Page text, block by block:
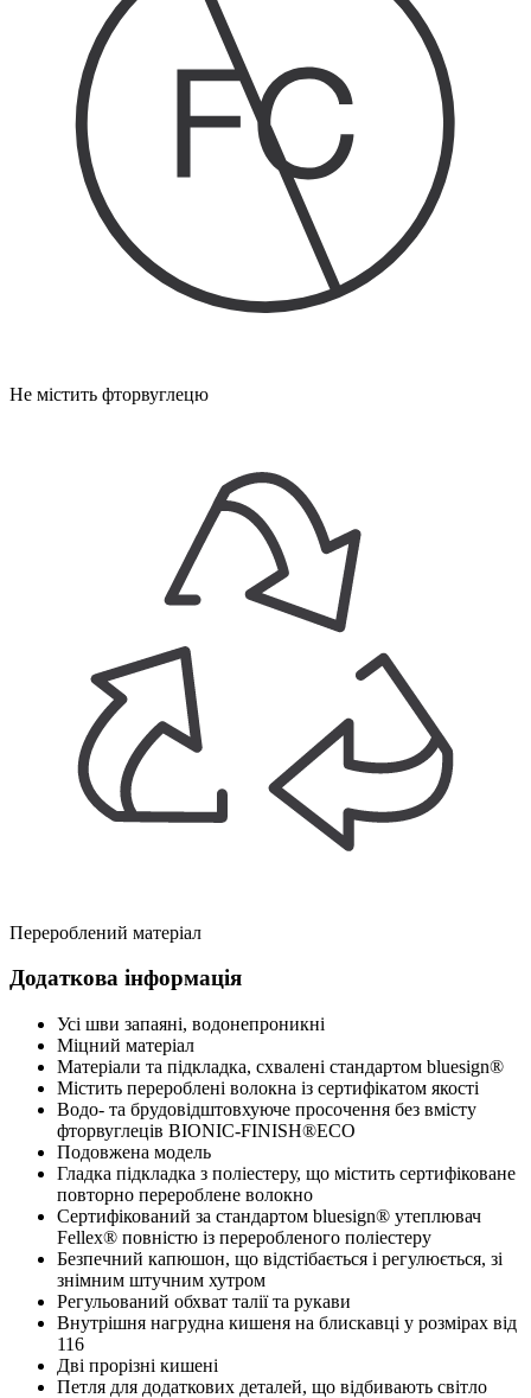
Не містить фторвуглецю
Перероблений матеріал
Додаткова інформація
Усі шви запаяні, водонепроникні
Міцний матеріал
Матеріали та підкладка, схвалені стандартом bluesign®
Містить перероблені волокна із сертифікатом якості
Водо- та брудовідштовхуюче просочення без вмісту
фторвуглеців BIONIC-FINISH®ECO
Подовжена модель
Гладка підкладка з поліестеру, що містить сертифіковане
повторно перероблене волокно
Сертифікований за стандартом bluesign® утеплювач
Fellex® повністю із переробленого поліестеру
Безпечний капюшон, що відстібається і регулюється, зі
знімним штучним хутром
Регульований обхват талії та рукави
Внутрішня нагрудна кишеня на блискавці у розмірах від
116
Дві прорізні кишені
Петля для додаткових деталей, що відбивають світло